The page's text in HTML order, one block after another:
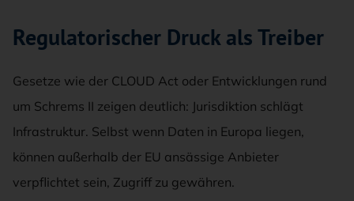
Regulatorischer Druck als Treiber
Gesetze wie der CLOUD Act oder Entwicklungen rund
um Schrems II zeigen deutlich: Jurisdiktion schlägt
Infrastruktur. Selbst wenn Daten in Europa liegen,
können außerhalb der EU ansässige Anbieter
verpflichtet sein, Zugriff zu gewähren.